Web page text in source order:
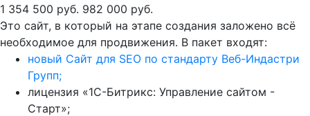
1 354 500 руб. 982 000 руб.
Это сайт, в который на этапе создания заложено всё
необходимое для продвижения. В пакет входят:
новый Сайт для SEO по стандарту Веб-Индастри
Групп;
лицензия «1С-Битрикс: Управление сайтом -
Старт»;